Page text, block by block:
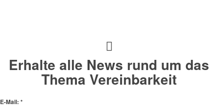
Erhalte alle News rund um das
Thema Vereinbarkeit
E-Mail: *